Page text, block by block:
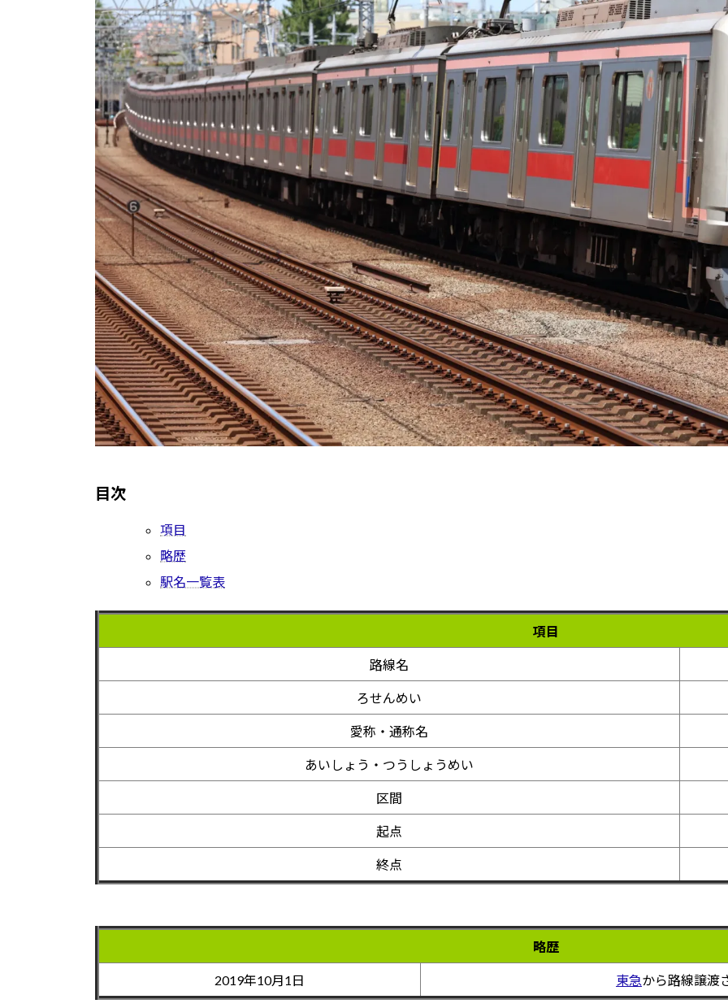
目次
項目
略歴
駅名一覧表
項目
路線名
ろせんめい
愛称・通称名
あいしょう・つうしょうめい
区間
起点
終点
略歴
2019年10月1日 東急から路線譲渡